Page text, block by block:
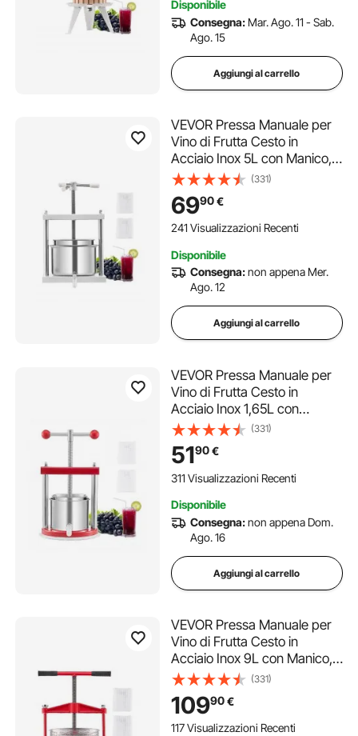
Disponibile
Consegna: Mar. Ago. 11 - Sab.
Ago. 15
Aggiungi al carrello
VEVOR Pressa Manuale per
Vino di Frutta Cesto in
Acciaio Inox 5L con Manico,
Spremiagrumi Manuale per
Bevande Alcoliche Pressa
per Sidro, Mela, Uva, Tintura,
Miele, Olio d'Oliva Cucina,
(331)
6990€
241 Visualizzazioni Recenti
Disponibile
Consegna:non appena Mer.
Ago. 12
Aggiungi al carrello
VEVOR Pressa Manuale per
Vino di Frutta Cesto in
Acciaio Inox 1,65L con
Manico, Spremiagrumi
Manuale per Bevande
Alcoliche Pressa per Sidro,
Mela, Uva, Tintura, Miele, Olio
(331)
5190€
311 Visualizzazioni Recenti
Disponibile
Consegna:non appena Dom.
Ago. 16
Aggiungi al carrello
VEVOR Pressa Manuale per
Vino di Frutta Cesto in
Acciaio Inox 9L con Manico,
Spremiagrumi Manuale per
Bevande Alcoliche Pressa
per Sidro, Mela, Uva, Tintura,
Miele, Olio d'Oliva Cucina,
(331)
10990€
117 Visualizzazioni Recenti